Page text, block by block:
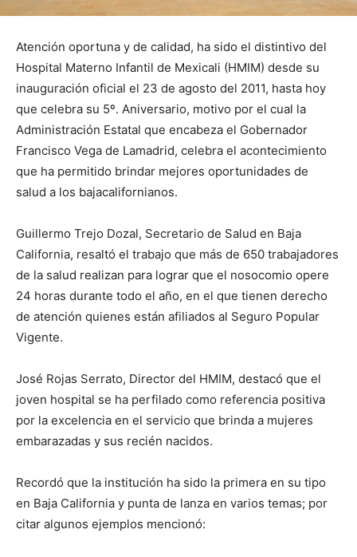
Atención oportuna y de calidad, ha sido el distintivo del
Hospital Materno Infantil de Mexicali (HMIM) desde su
inauguración oficial el 23 de agosto del 2011, hasta hoy
que celebra su 5º. Aniversario, motivo por el cual la
Administración Estatal que encabeza el Gobernador
Francisco Vega de Lamadrid, celebra el acontecimiento
que ha permitido brindar mejores oportunidades de
salud a los bajacalifornianos.
Guillermo Trejo Dozal, Secretario de Salud en Baja
California, resaltó el trabajo que más de 650 trabajadores
de la salud realizan para lograr que el nosocomio opere
24 horas durante todo el año, en el que tienen derecho
de atención quienes están afiliados al Seguro Popular
Vigente.
José Rojas Serrato, Director del HMIM, destacó que el
joven hospital se ha perfilado como referencia positiva
por la excelencia en el servicio que brinda a mujeres
embarazadas y sus recién nacidos.
Recordó que la institución ha sido la primera en su tipo
en Baja California y punta de lanza en varios temas; por
citar algunos ejemplos mencionó: